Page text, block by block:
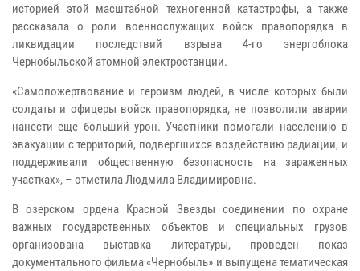
историей этой масштабной техногенной катастрофы, а также
рассказала о роли военнослужащих войск правопорядка в
ликвидации последствий взрыва 4-го энергоблока
Чернобыльской атомной электростанции.
«Самопожертвование и героизм людей, в числе которых были
солдаты и офицеры войск правопорядка, не позволили аварии
нанести еще больший урон. Участники помогали населению в
эвакуации с территорий, подвергшихся воздействию радиации, и
поддерживали общественную безопасность на зараженных
участках», – отметила Людмила Владимировна.
В озерском ордена Красной Звезды соединении по охране
важных государственных объектов и специальных грузов
организована выставка литературы, проведен показ
документального фильма «Чернобыль» и выпущена тематическая